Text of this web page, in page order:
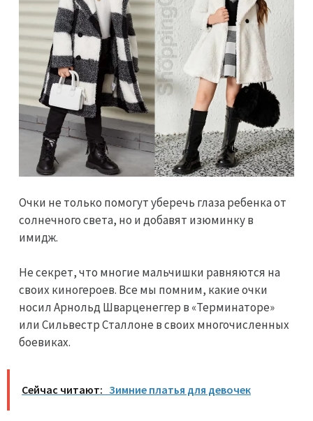
Очки не только помогут уберечь глаза ребенка от
солнечного света, но и добавят изюминку в
имидж.
Не секрет, что многие мальчишки равняются на
своих киногероев. Все мы помним, какие очки
носил Арнольд Шварценеггер в «Терминаторе»
или Сильвестр Сталлоне в своих многочисленных
боевиках.
Сейчас читают: Зимние платья для девочек